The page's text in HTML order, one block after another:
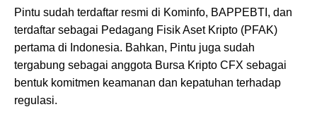
Pintu sudah terdaftar resmi di Kominfo, BAPPEBTI, dan
terdaftar sebagai Pedagang Fisik Aset Kripto (PFAK)
pertama di Indonesia. Bahkan, Pintu juga sudah
tergabung sebagai anggota Bursa Kripto CFX sebagai
bentuk komitmen keamanan dan kepatuhan terhadap
regulasi.